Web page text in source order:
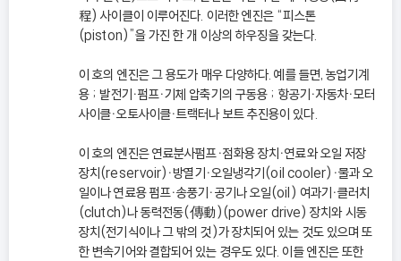
程) 사이클이 이루어진다. 이러한 엔진은 “피스톤
(piston)”을 가진 한 개 이상의 하우징을 갖는다.
이 호의 엔진은 그 용도가 매우 다양하다. 예를 들면, 농업기계
용 ; 발전기ㆍ펌프ㆍ기체 압축기의 구동용 ; 항공기ㆍ자동차ㆍ모터
사이클ㆍ오토사이클ㆍ트랙터나 보트 추진용이 있다.
이 호의 엔진은 연료분사펌프ㆍ점화용 장치ㆍ연료와 오일 저장
장치(reservoir)ㆍ방열기ㆍ오일냉각기(oil cooler)ㆍ물과 오
일이나 연료용 펌프ㆍ송풍기ㆍ공기나 오일(oil) 여과기ㆍ클러치
(clutch)나 동력전동(傳動)(power drive) 장치와 시동
장치(전기식이나 그 밖의 것)가 장치되어 있는 것도 있으며 또
한 변속기어와 결합되어 있는 경우도 있다. 이들 엔진은 또한